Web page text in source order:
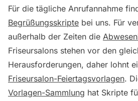
Für die tägliche Anrufannahme
Begrüßungsskripte bei uns. Für
außerhalb der Zeiten die
Friseursalons stehen vor den
Herausforderungen, daher lohnt
Friseursalon-Feiertagsvorlagen.
Vorlagen-Sammlung hat Skripte